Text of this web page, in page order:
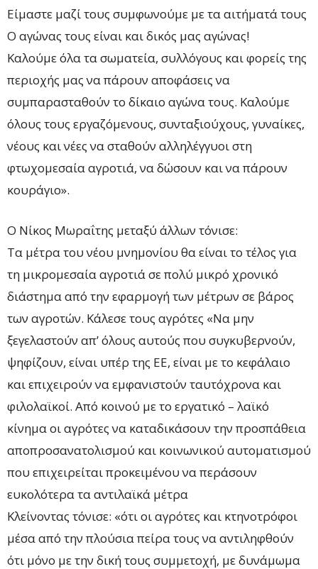
Είμαστε μαζί τους συμφωνούμε με τα αιτήματά τους
Ο αγώνας τους είναι και δικός μας αγώνας!
Καλούμε όλα τα σωματεία, συλλόγους και φορείς της
περιοχής μας να πάρουν αποφάσεις να
συμπαρασταθούν το δίκαιο αγώνα τους. Καλούμε
όλους τους εργαζόμενους, συνταξιούχους, γυναίκες,
νέους και νέες να σταθούν αλληλέγγυοι στη
φτωχομεσαία αγροτιά, να δώσουν και να πάρουν
κουράγιο».
Ο Νίκος Μωραΐτης μεταξύ άλλων τόνισε:
Τα μέτρα του νέου μνημονίου θα είναι το τέλος για
τη μικρομεσαία αγροτιά σε πολύ μικρό χρονικό
διάστημα από την εφαρμογή των μέτρων σε βάρος
των αγροτών. Κάλεσε τους αγρότες «Να μην
ξεγελαστούν απ’ όλους αυτούς που συγκυβερνούν,
ψηφίζουν, είναι υπέρ της ΕΕ, είναι με το κεφάλαιο
και επιχειρούν να εμφανιστούν ταυτόχρονα και
φιλολαϊκοί. Από κοινού με το εργατικό – λαϊκό
κίνημα οι αγρότες να καταδικάσουν την προσπάθεια
αποπροσανατολισμού και κοινωνικού αυτοματισμού
που επιχειρείται προκειμένου να περάσουν
ευκολότερα τα αντιλαϊκά μέτρα
Κλείνοντας τόνισε: «ότι οι αγρότες και κτηνοτρόφοι
μέσα από την πλούσια πείρα τους να αντιληφθούν
ότι μόνο με την δική τους συμμετοχή, με δυνάμωμα